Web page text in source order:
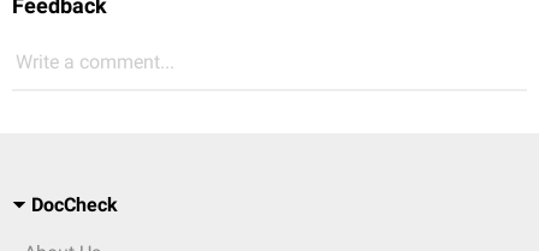
Feedback
Write a comment...
DocCheck